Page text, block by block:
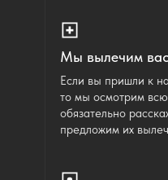
Мы вылечим
Если вы пришли к
то мы осмотрим
обязательно
предложим их